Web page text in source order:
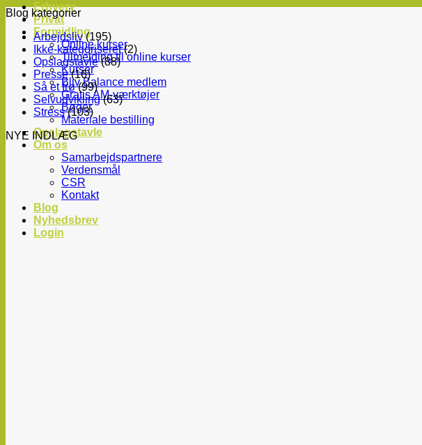
Erhverv
Privat
Formidling
Online kurser
Tilmelding til online kurser
Kurser
Bliv Balance medlem
Gratis AM-værktøjer
Bøger
Materiale bestilling
Opslagstavle
Om os
Samarbejdspartnere
Verdensmål
CSR
Kontakt
Blog
Nyhedsbrev
Login
Blog kategorier
Arbejdsliv(195)
Ikke-kategoriseret(2)
Opslagstavle(88)
Presse(16)
Så et frø(99)
Selvudvikling(63)
Stress(103)
NYE INDLÆG